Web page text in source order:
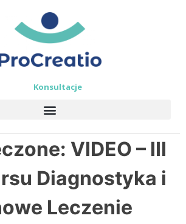
Konsultacje
VIDEO – III
Diagnostyka i
Leczenie